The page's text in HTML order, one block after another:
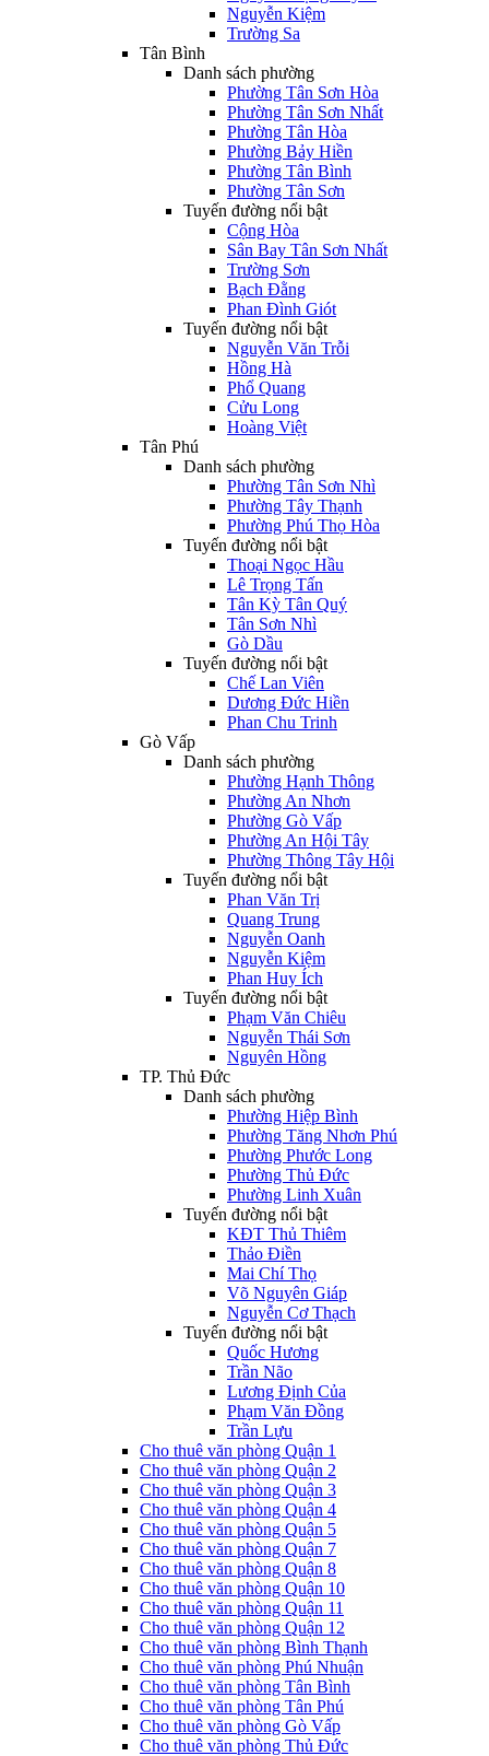
Nguyễn Kiệm
Trường Sa
Tân Bình
Danh sách phường
Phường Tân Sơn Hòa
Phường Tân Sơn Nhất
Phường Tân Hòa
Phường Bảy Hiền
Phường Tân Bình
Phường Tân Sơn
Tuyến đường nổi bật
Cộng Hòa
Sân Bay Tân Sơn Nhất
Trường Sơn
Bạch Đằng
Phan Đình Giót
Tuyến đường nổi bật
Nguyễn Văn Trỗi
Hồng Hà
Phổ Quang
Cửu Long
Hoàng Việt
Tân Phú
Danh sách phường
Phường Tân Sơn Nhì
Phường Tây Thạnh
Phường Phú Thọ Hòa
Tuyến đường nổi bật
Thoại Ngọc Hầu
Lê Trọng Tấn
Tân Kỳ Tân Quý
Tân Sơn Nhì
Gò Dầu
Tuyến đường nổi bật
Chế Lan Viên
Dương Đức Hiền
Phan Chu Trinh
Gò Vấp
Danh sách phường
Phường Hạnh Thông
Phường An Nhơn
Phường Gò Vấp
Phường An Hội Tây
Phường Thông Tây Hội
Tuyến đường nổi bật
Phan Văn Trị
Quang Trung
Nguyễn Oanh
Nguyễn Kiệm
Phan Huy Ích
Tuyến đường nổi bật
Phạm Văn Chiêu
Nguyễn Thái Sơn
Nguyên Hồng
TP. Thủ Đức
Danh sách phường
Phường Hiệp Bình
Phường Tăng Nhơn Phú
Phường Phước Long
Phường Thủ Đức
Phường Linh Xuân
Tuyến đường nổi bật
KĐT Thủ Thiêm
Thảo Điền
Mai Chí Thọ
Võ Nguyên Giáp
Nguyễn Cơ Thạch
Tuyến đường nổi bật
Quốc Hương
Trần Não
Lương Định Của
Phạm Văn Đồng
Trần Lựu
Cho thuê văn phòng Quận 1
Cho thuê văn phòng Quận 2
Cho thuê văn phòng Quận 3
Cho thuê văn phòng Quận 4
Cho thuê văn phòng Quận 5
Cho thuê văn phòng Quận 7
Cho thuê văn phòng Quận 8
Cho thuê văn phòng Quận 10
Cho thuê văn phòng Quận 11
Cho thuê văn phòng Quận 12
Cho thuê văn phòng Bình Thạnh
Cho thuê văn phòng Phú Nhuận
Cho thuê văn phòng Tân Bình
Cho thuê văn phòng Tân Phú
Cho thuê văn phòng Gò Vấp
Cho thuê văn phòng Thủ Đức